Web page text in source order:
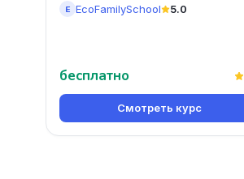
E EcoFamilySchool 5.0
бесплатно
Смотреть курс